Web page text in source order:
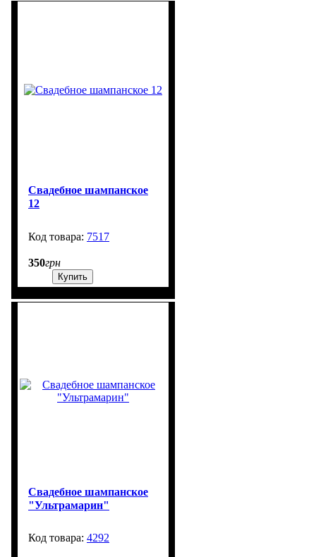
Свадебное шампанское
12
7517
350грн
Купить
Свадебное шампанское
"Ультрамарин"
4292